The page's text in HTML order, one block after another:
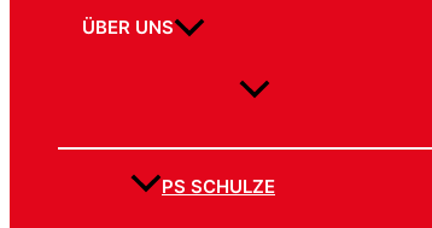
ÜBER UNS
PS SCHULZE